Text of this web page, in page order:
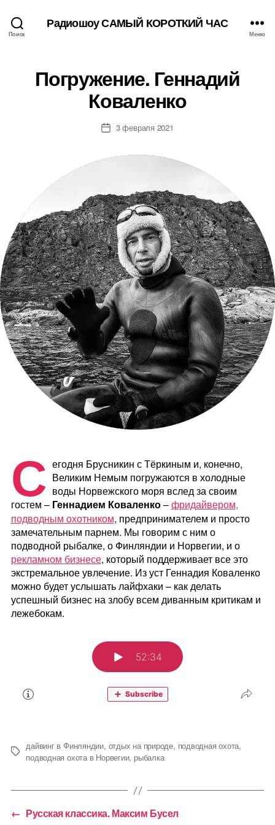
Поиск
Радиошоу САМЫЙ КОРОТКИЙ ЧАС
Меню
Погружение. Геннадий
Коваленко
Дата3 февраля 2021
С егодня Брусникин с Тёркиным и, конечно,
Великим Немым погружаются в холодные
воды Норвежского моря вслед за своим
гостем – Геннадием Коваленко–фридайвером,
подводным охотником, предпринимателем и просто
замечательным парнем. Мы говорим с ним о
подводной рыбалке, о Финляндии и Норвегии, и о
рекламном бизнесе, который поддерживает все это
экстремальное увлечение. Из уст Геннадия Коваленко
можно будет услышать лайфхаки – как делать
успешный бизнес на злобу всем диванным критикам и
лежебокам.
Метки
дайвинг в Финляндии, отдых на природе, подводная охота,
подводная охота в Норвегии, рыбалка
← Русская классика. Максим Бусел